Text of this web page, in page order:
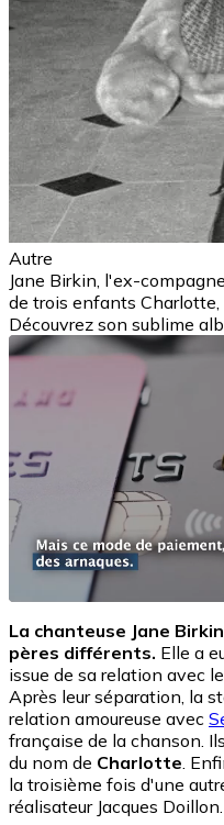
Autre
Jane Birkin, l'ex-
de trois enfants Charlotte,
Découvrez son sublime
La chanteuse Jane
pères différents. Elle a
issue de sa relation avec
Après leur séparation, la
relation amoureuse avec
française de la chanson.
du nom de Charlotte .
la troisième fois d'une
réalisateur Jacques Doillon.